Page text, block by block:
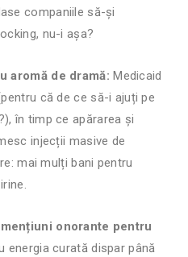
companiile să-și
nu-i așa?
aromă de dramă: Medicaid
că de ce să-i ajuți pe
în timp ce apărarea și
injecții masive de
mai mulți bani pentru
onorante pentru
energia curată dispar până